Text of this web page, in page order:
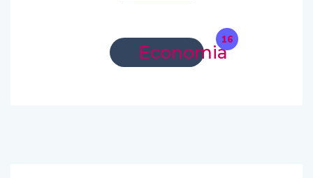
Economia
16